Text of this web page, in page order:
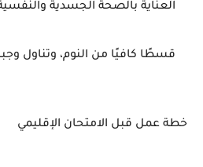
العناية بالصحة الجسدية
قسطًا كافيًا من النوم، وتناول
خطة عمل قبل الامتحان الإقليمي